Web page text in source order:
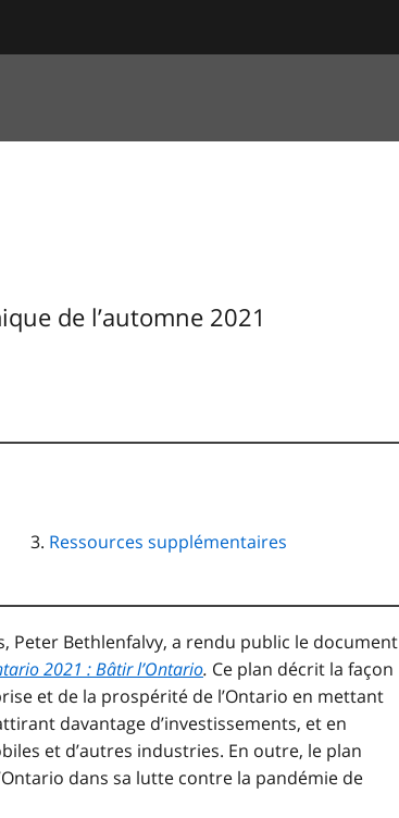
de l’automne 2021
Ressources supplémentaires
Peter Bethlenfalvy, a rendu public le document
2021 : Bâtir l’Ontario. Ce plan décrit la façon
et de la prospérité de l’Ontario en mettant
davantage d’investissements, et en
et d’autres industries. En outre, le plan
dans sa lutte contre la pandémie de